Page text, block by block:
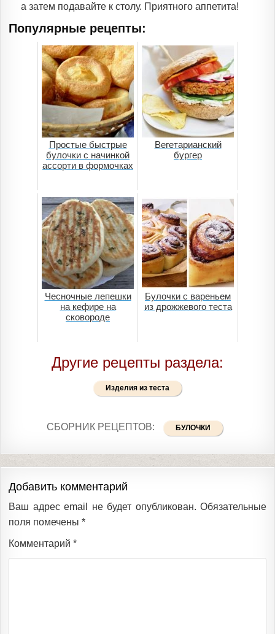
а затем подавайте к столу. Приятного аппетита!
Популярные рецепты:
Простые быстрые
булочки с начинкой
ассорти в формочках
Вегетарианский
бургер
Чесночные лепешки
на кефире на
сковороде
Булочки с вареньем
из дрожжевого теста
Другие рецепты раздела:
Изделия из теста
СБОРНИК РЕЦЕПТОВ: БУЛОЧКИ
Добавить комментарий
Ваш адрес email не будет опубликован. Обязательные
поля помечены *
Комментарий *